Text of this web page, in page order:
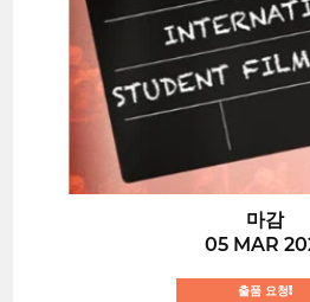
마감
05 MAR
출품 요청!